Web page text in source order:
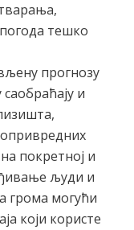
тешко
прогнозу
и
покретној и
људи и
грома могући
који користе